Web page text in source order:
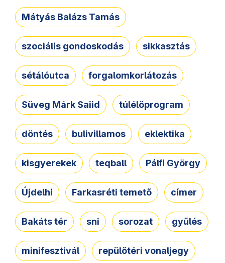
Mátyás Balázs Tamás
szociális gondoskodás sikkasztás
sétálóutca forgalomkorlátozás
Süveg Márk Saiid túlélőprogram
döntés bulivillamos eklektika
kisgyerekek teqball Pálfi György
Újdelhi Farkasréti temető címer
Bakáts tér sni sorozat gyűlés
minifesztivál repülőtéri vonaljegy